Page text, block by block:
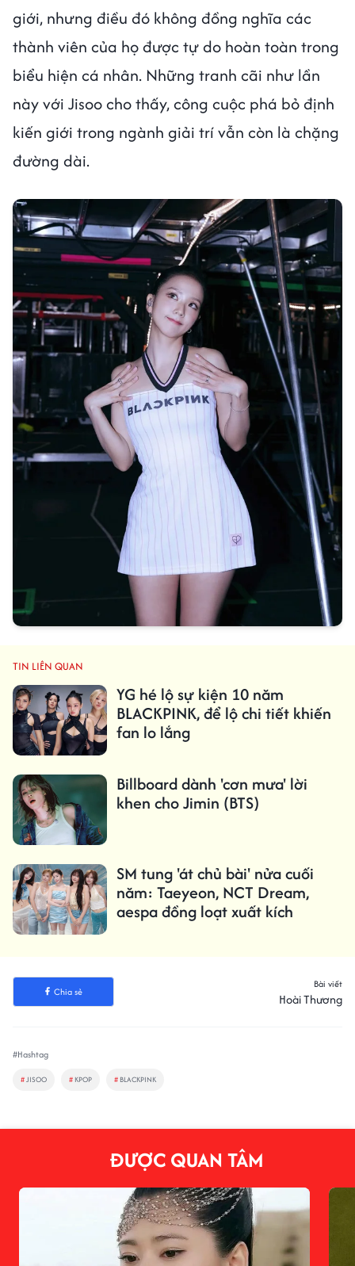
giới, nhưng điều đó không đồng nghĩa các
thành viên của họ được tự do hoàn toàn trong
biểu hiện cá nhân. Những tranh cãi như lần
này với Jisoo cho thấy, công cuộc phá bỏ định
kiến giới trong ngành giải trí vẫn còn là chặng
đường dài.
TIN LIÊN QUAN
YG hé lộ sự kiện 10 năm
BLACKPINK, để lộ chi tiết khiến
fan lo lắng
Billboard dành 'cơn mưa' lời
khen cho Jimin (BTS)
SM tung 'át chủ bài' nửa cuối
năm: Taeyeon, NCT Dream,
aespa đồng loạt xuất kích
Chia sẻ
Bài viết
Hoài Thương
#Hashtag
#JISOO # KPOP # BLACKPINK
ĐƯỢC QUAN TÂM